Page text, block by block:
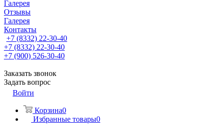
Галерея
Отзывы
Галерея
Контакты
+7 (8332) 22-30-40
+7 (8332) 22-30-40
+7 (900) 526-30-40
Заказать звонок
Задать вопрос
Войти
Корзина0
Избранные товары0